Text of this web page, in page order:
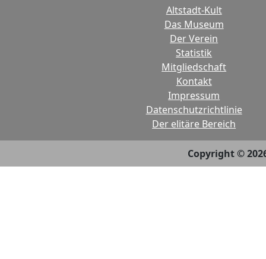
Altstadt-Kult
Das Museum
Der Verein
Statistik
Mitgliedschaft
Kontakt
Impressum
Datenschutzrichtlinie
Der elitäre Bereich
Copyright ©